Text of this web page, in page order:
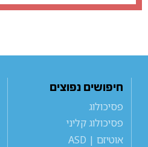
חיפושים נפוצים
פסיכולוג
פסיכולוג קליני
אוטיזם | ASD